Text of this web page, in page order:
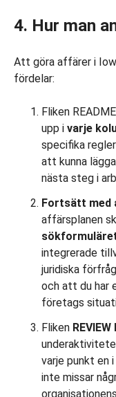
4. Hur man
Att göra affärer i
fördelar:
Fliken README
upp i varje
specifika
att kunna
nästa steg i
Fortsätt med
affärsplanen
integrerade
juridiska
och att du har
företags
Fliken
varje punkt en
inte missar